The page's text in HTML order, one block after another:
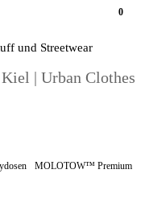
| Urban Clothes
0
MOLOTOW™ Premium